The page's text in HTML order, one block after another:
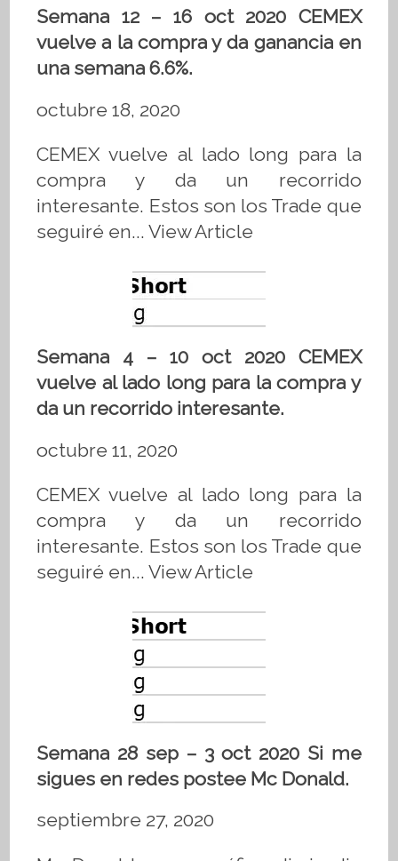
Semana 12 – 16 oct 2020 CEMEX
vuelve a la compra y da ganancia en
una semana 6.6%.
octubre 18, 2020
CEMEX vuelve al lado long para la
compra y da un recorrido
interesante. Estos son los Trade que
seguiré en...View Article
Semana 4 – 10 oct 2020 CEMEX
vuelve al lado long para la compra y
da un recorrido interesante.
octubre 11, 2020
CEMEX vuelve al lado long para la
compra y da un recorrido
interesante. Estos son los Trade que
seguiré en...View Article
Semana 28 sep – 3 oct 2020 Si me
sigues en redes postee Mc Donald.
septiembre 27, 2020